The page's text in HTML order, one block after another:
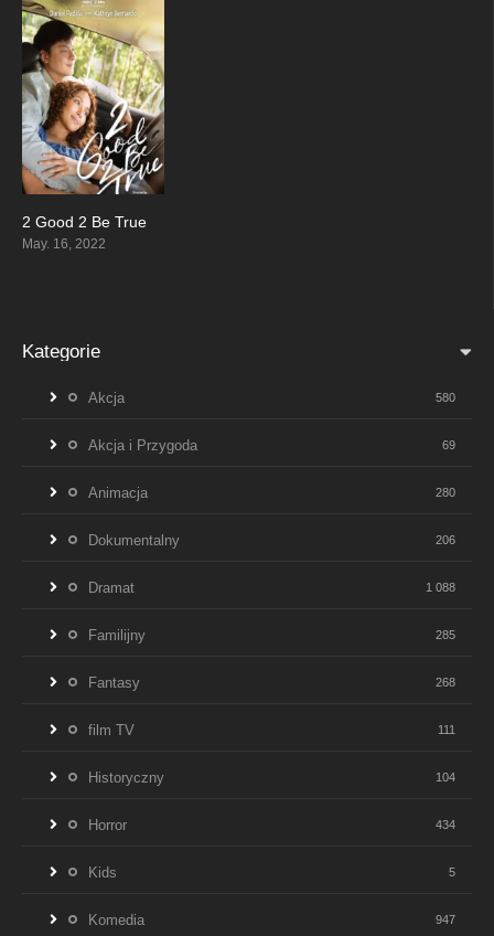
7.622
2 Good 2 Be True
May. 16, 2022
Kategorie
Akcja 580
Akcja i Przygoda 69
Animacja 280
Dokumentalny 206
Dramat 1 088
Familijny 285
Fantasy 268
film TV 111
Historyczny 104
Horror 434
Kids 5
Komedia 947